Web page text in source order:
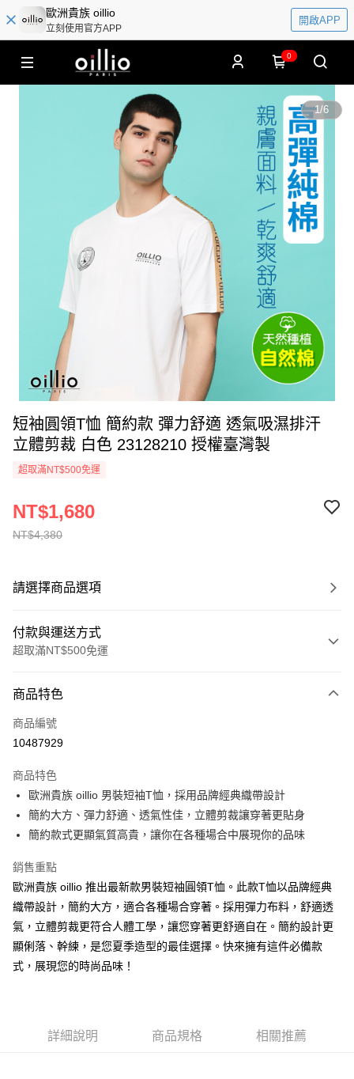
歐洲貴族 oillio
立刻使用官方APP
開啟APP
0
1/6
短袖圓領T恤 簡約款 彈力舒適 透氣吸濕排汗
立體剪裁 白色 23128210 授權臺灣製
超取滿NT$500免運
NT$4,380
NT$1,680
請選擇商品選項
付款與運送方式
超取滿NT$500免運
信用卡一次付款
信用卡分期付款
合作金庫商業銀行
華南商業銀行
彰化商業銀行
上海商業儲蓄銀行
台北富邦商業銀行
國泰世華商業銀行
兆豐國際商業銀行
匯豐（台灣）商業銀行
聯邦商業銀行
遠東國際商業銀行
元大商業銀行
永豐商業銀行
台新國際商業銀行
中國信託商業銀行
台灣樂天信用卡公司
6 期 0 利率 每期
華南商業銀行
彰化商業銀行
上海商業儲蓄銀行
台北富邦商業銀行
臺灣中小企業銀行
匯豐（台灣）商業銀行
華泰商業銀行
聯邦商業銀行
遠東國際商業銀行
元大商業銀行
永豐商業銀行
玉山商業銀行
星展（台灣）商業銀行
台灣樂天信用卡公司
超商取貨付款
LINE Pay
Apple Pay
街口支付
悠遊付
１．簡單：不需註冊會員、不需綁卡、不需儲值。
運送方式
商品特色
商品編號
10487929
商品特色
歐洲貴族 oillio 男裝短袖T恤，採用品牌經典織帶設計
簡約大方、彈力舒適、透氣性佳，立體剪裁讓穿著更貼身
簡約款式更顯氣質高貴，讓你在各種場合中展現你的品味
銷售重點
歐洲貴族 oillio 推出最新款男裝短袖圓領T恤。此款T恤以品牌經典
織帶設計，簡約大方，適合各種場合穿著。採用彈力布料，舒適透
氣，立體剪裁更符合人體工學，讓您穿著更舒適自在。簡約設計更
顯俐落、幹練，是您夏季造型的最佳選擇。快來擁有這件必備款
式，展現您的時尚品味！
詳細說明 商品規格 相關推薦